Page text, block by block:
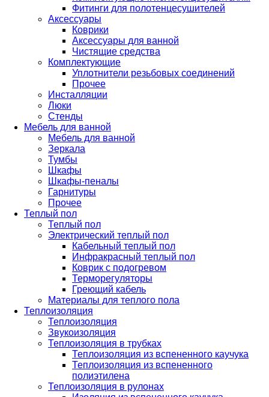
Фитинги для полотенцесушителей
Аксессуары
Коврики
Аксессуары для ванной
Чистящие средства
Комплектующие
Уплотнители резьбовых соединений
Прочее
Инсталляции
Люки
Стенды
Мебель для ванной
Мебель для ванной
Зеркала
Тумбы
Шкафы
Шкафы-пеналы
Гарнитуры
Прочее
Теплый пол
Теплый пол
Электрический теплый пол
Кабельный теплый пол
Инфракрасный теплый пол
Коврик с подогревом
Терморегуляторы
Греющий кабель
Материалы для теплого пола
Теплоизоляция
Теплоизоляция
Звукоизоляция
Теплоизоляция в трубках
Теплоизоляция из вспененного каучука
Теплоизоляция из вспененного
полиэтилена
Теплоизоляция в рулонах